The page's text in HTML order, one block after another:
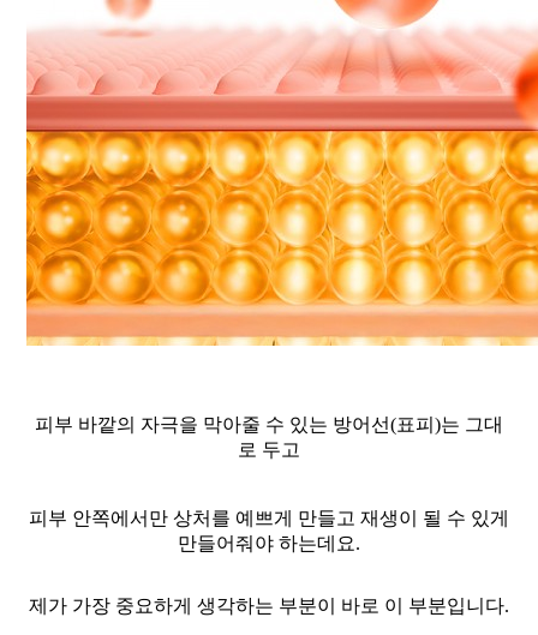
피부 바깥의 자극을 막아줄 수 있는 방어선(표피)는 그대
로 두고
피부 안쪽에서만 상처를 예쁘게 만들고 재생이 될 수 있게
만들어줘야 하는데요.
제가 가장 중요하게 생각하는 부분이 바로 이 부분입니다.